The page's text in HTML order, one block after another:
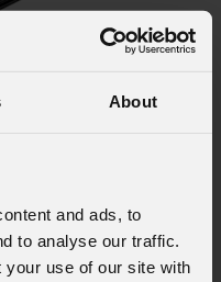
About
and ads, to
to analyse our traffic.
your use of our site with
bars